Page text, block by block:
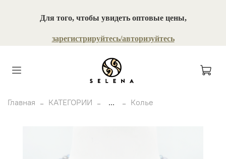
Для того, чтобы увидеть оптовые цены,
зарегистрируйтесь/авторизуйтесь
Главная КАТЕГОРИИ ... Колье